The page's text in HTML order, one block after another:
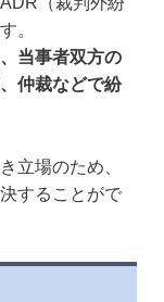
。
当事者双方の
仲裁などで紛
立場のため、
することがで